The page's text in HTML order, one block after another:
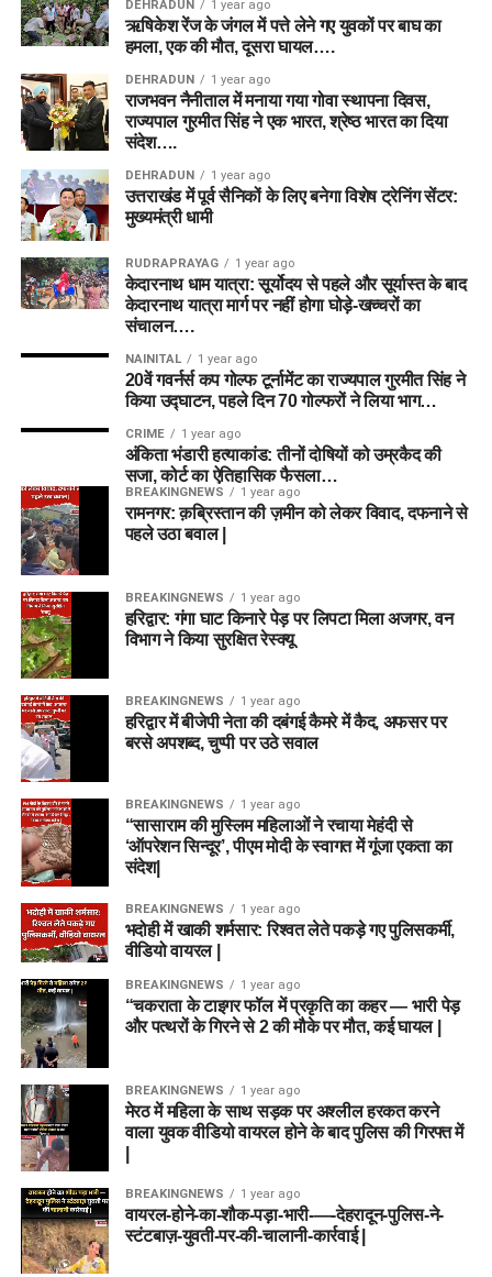
DEHRADUN 1 year ago
ऋषिकेश रेंज के जंगल में पत्ते लेने गए युवकों पर बाघ का
हमला, एक की मौत, दूसरा घायल….
DEHRADUN 1 year ago
राजभवन नैनीताल में मनाया गया गोवा स्थापना दिवस,
राज्यपाल गुरमीत सिंह ने एक भारत, श्रेष्ठ भारत का दिया
संदेश….
DEHRADUN 1 year ago
उत्तराखंड में पूर्व सैनिकों के लिए बनेगा विशेष ट्रेनिंग सेंटर:
मुख्यमंत्री धामी
RUDRAPRAYAG 1 year ago
केदारनाथ धाम यात्रा: सूर्योदय से पहले और सूर्यास्त के बाद
केदारनाथ यात्रा मार्ग पर नहीं होगा घोड़े-खच्चरों का
संचालन….
NAINITAL 1 year ago
20वें गवर्नर्स कप गोल्फ टूर्नामेंट का राज्यपाल गुरमीत सिंह ने
किया उद्घाटन, पहले दिन 70 गोल्फरों ने लिया भाग…
CRIME 1 year ago
अंकिता भंडारी हत्याकांड: तीनों दोषियों को उम्रकैद की
सजा, कोर्ट का ऐतिहासिक फैसला…
BREAKINGNEWS 1 year ago
रामनगर: क़ब्रिस्तान की ज़मीन को लेकर विवाद, दफनाने से
पहले उठा बवाल |
BREAKINGNEWS 1 year ago
हरिद्वार: गंगा घाट किनारे पेड़ पर लिपटा मिला अजगर, वन
विभाग ने किया सुरक्षित रेस्क्यू
BREAKINGNEWS 1 year ago
हरिद्वार में बीजेपी नेता की दबंगई कैमरे में कैद, अफसर पर
बरसे अपशब्द, चुप्पी पर उठे सवाल
BREAKINGNEWS 1 year ago
“सासाराम की मुस्लिम महिलाओं ने रचाया मेहंदी से
‘ऑपरेशन सिन्दूर’, पीएम मोदी के स्वागत में गूंजा एकता का
संदेश|
BREAKINGNEWS 1 year ago
भदोही में खाकी शर्मसार: रिश्वत लेते पकड़े गए पुलिसकर्मी,
वीडियो वायरल |
BREAKINGNEWS 1 year ago
“चकराता के टाइगर फॉल में प्रकृति का कहर — भारी पेड़
और पत्थरों के गिरने से 2 की मौके पर मौत, कई घायल |
BREAKINGNEWS 1 year ago
मेरठ में महिला के साथ सड़क पर अश्लील हरकत करने
वाला युवक वीडियो वायरल होने के बाद पुलिस की गिरफ्त में
BREAKINGNEWS 1 year ago
वायरल-होने-का-शौक-पड़ा-भारी-—-देहरादून-पुलिस-ने-
स्टंटबाज़-युवती-पर-की-चालानी-कार्रवाई |